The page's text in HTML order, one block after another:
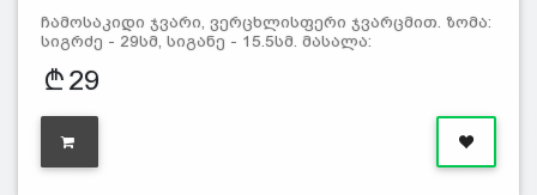
ჩამოსაკიდი ჯვარი, ვერცხლისფერი ჯვარცმით. ზომა:
სიგრძე - 29სმ, სიგანე - 15.5სმ. მასალა:
29